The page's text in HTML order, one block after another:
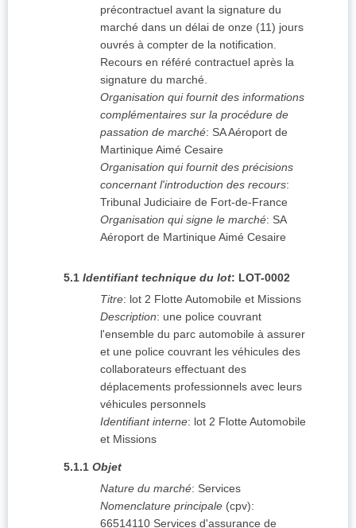
précontractuel avant la signature du
marché dans un délai de onze (11) jours
ouvrés à compter de la notification.
Recours en référé contractuel après la
signature du marché.
Organisation qui fournit des informations
complémentaires sur la procédure de
passation de marché: SA Aéroport de
Martinique Aimé Cesaire
Organisation qui fournit des précisions
concernant l'introduction des recours:
Tribunal Judiciaire de Fort-de-France
Organisation qui signe le marché: SA
Aéroport de Martinique Aimé Cesaire
5.1 Identifiant technique du lot: LOT-0002
Titre: lot 2 Flotte Automobile et Missions
Description: une police couvrant
l'ensemble du parc automobile à assurer
et une police couvrant les véhicules des
collaborateurs effectuant des
déplacements professionnels avec leurs
véhicules personnels
Identifiant interne: lot 2 Flotte Automobile
et Missions
5.1.1 Objet
Nature du marché: Services
Nomenclature principale (cpv):
66514110 Services d'assurance de